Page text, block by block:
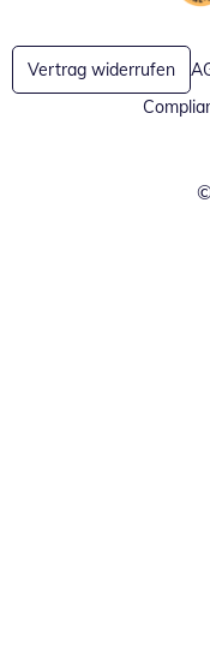
Vertrag widerrufen